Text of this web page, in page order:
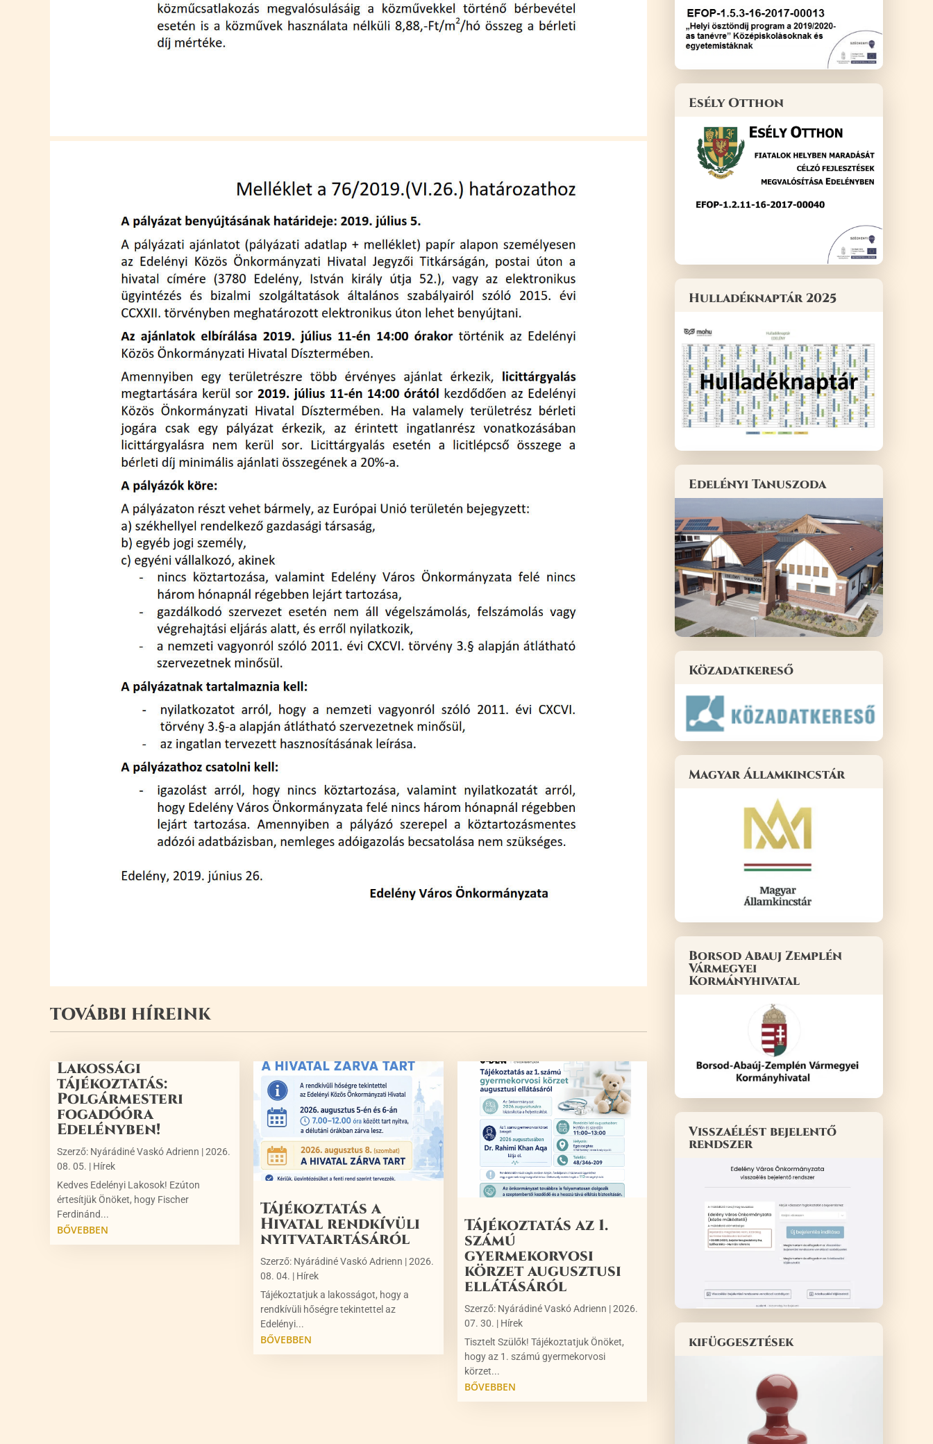
TOVÁBBI HÍREINK
Lakossági
tájékoztatás:
Polgármesteri
fogadóóra
Edelényben!
Szerző: Nyárádiné Vaskó Adrienn |2026.
08. 05. | Hírek
Kedves Edelényi Lakosok! Ezúton
értesítjük Önöket, hogy Fischer
Ferdinánd...
BŐVEBBEN
Tájékoztatás a
Hivatal rendkívüli
nyitvatartásáról
Szerző: Nyárádiné Vaskó Adrienn |2026.
08. 04. | Hírek
Tájékoztatjuk a lakosságot, hogy a
rendkívüli hőségre tekintettel az
Edelényi...
BŐVEBBEN
Tájékoztatás az 1.
számú
gyermekorvosi
körzet augusztusi
ellátásáról
Szerző: Nyárádiné Vaskó Adrienn |2026.
07. 30. | Hírek
Tisztelt Szülők! Tájékoztatjuk Önöket,
hogy az 1. számú gyermekorvosi
körzet...
BŐVEBBEN
Esély Otthon
Hulladéknaptár 2025
Edelényi Tanuszoda
Közadatkereső
Magyar Államkincstár
Borsod Abauj Zemplén
Vármegyei
Kormányhivatal
Visszaélést bejelentő
rendszer
kifüggesztések